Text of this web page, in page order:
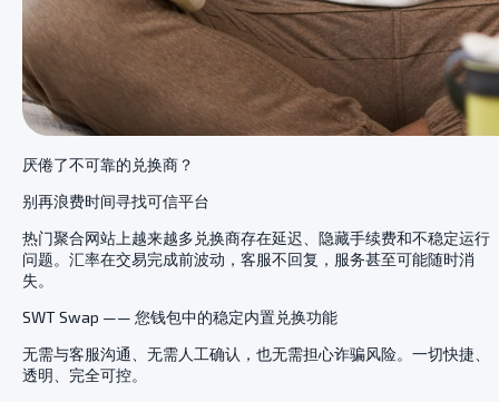
厌倦了不可靠的兑换商？
别再浪费时间寻找可信平台
热门聚合网站上越来越多兑换商存在延迟、隐藏手续费和不稳定运行
问题。汇率在交易完成前波动，客服不回复，服务甚至可能随时消
失。
SWT Swap —— 您钱包中的稳定内置兑换功能
无需与客服沟通、无需人工确认，也无需担心诈骗风险。一切快捷、
透明、完全可控。